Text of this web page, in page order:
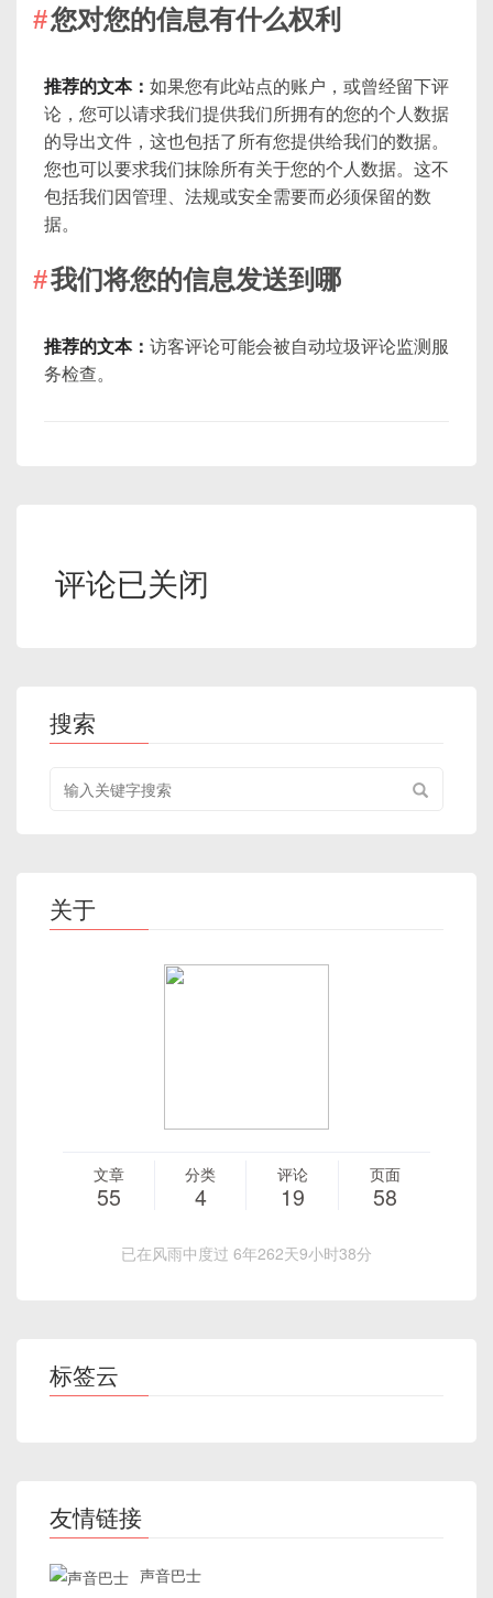
您对您的信息有什么权利
推荐的文本： 如果您有此站点的账户，或曾经留下评
论，您可以请求我们提供我们所拥有的您的个人数据
的导出文件，这也包括了所有您提供给我们的数据。
您也可以要求我们抹除所有关于您的个人数据。这不
包括我们因管理、法规或安全需要而必须保留的数
据。
我们将您的信息发送到哪
推荐的文本： 访客评论可能会被自动垃圾评论监测服
务检查。
评论已关闭
搜索
关于
文章
55
分类
4
评论
19
页面
58
已在风雨中度过 6年262天9小时38分
标签云
友情链接
声音巴士